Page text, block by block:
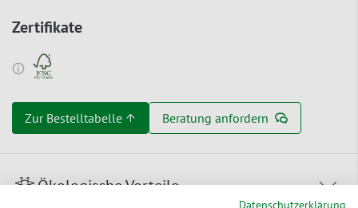
Zertifikate
Zur Bestelltabelle ↑ Beratung anfordern
Ökologische Vorteile
Datenschutzerklärung